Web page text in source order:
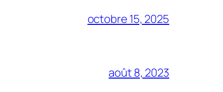
octobre 15, 2025
août 8, 2023